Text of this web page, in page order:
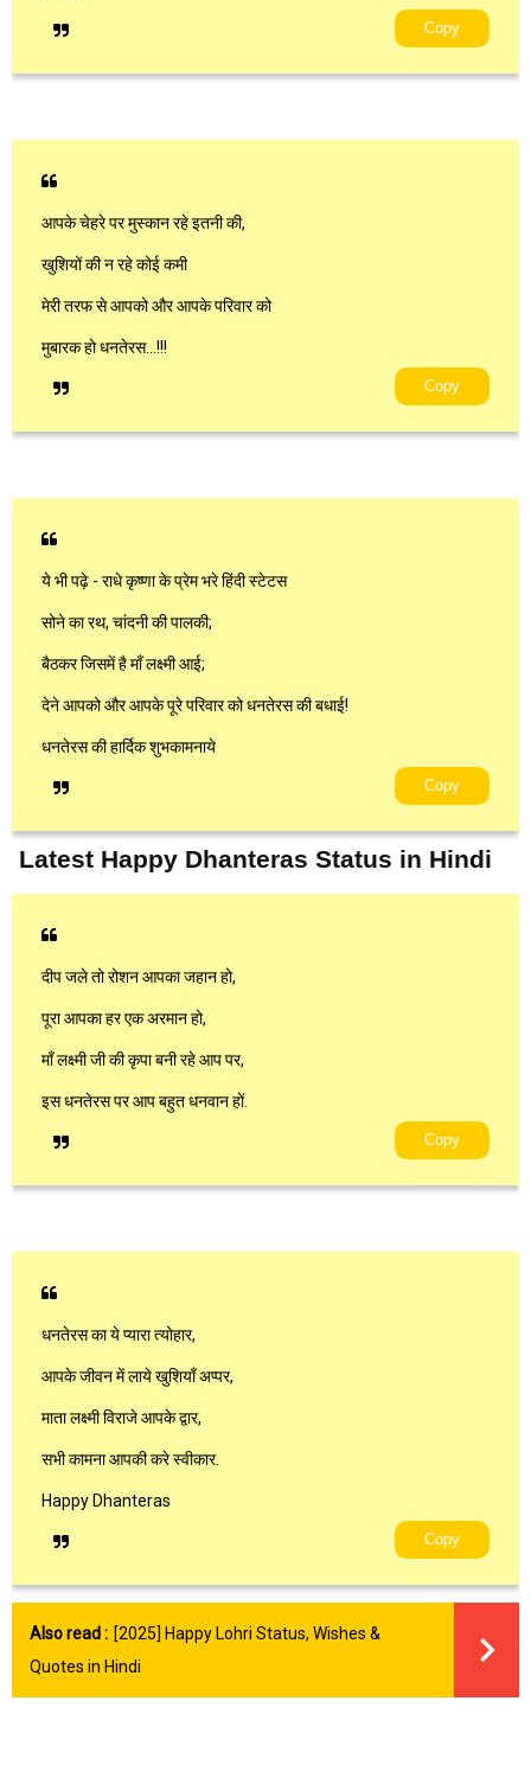
Copy
आपके चेहरे पर मुस्कान रहे इतनी की,
खुशियों की न रहे कोई कमी
मेरी तरफ से आपको और आपके परिवार को
मुबारक हो धनतेरस...!!!
Copy
ये भी पढ़े - राधे कृष्णा के प्रेम भरे हिंदी स्टेटस
सोने का रथ, चांदनी की पालकी;
बैठकर जिसमें है माँ लक्ष्मी आई;
देने आपको और आपके पूरे परिवार को धनतेरस की बधाई!
धनतेरस की हार्दिक शुभकामनाये
Copy
Latest Happy Dhanteras Status in Hindi
दीप जले तो रोशन आपका जहान हो,
पूरा आपका हर एक अरमान हो,
माँ लक्ष्मी जी की कृपा बनी रहे आप पर,
इस धनतेरस पर आप बहुत धनवान हों.
Copy
धनतेरस का ये प्यारा त्योहार,
आपके जीवन में लाये खुशियाँ अप्पर,
माता लक्ष्मी विराजे आपके द्वार,
सभी कामना आपकी करे स्वीकार.
Happy Dhanteras
Copy
Also read : [2025] Happy Lohri Status, Wishes &
Quotes in Hindi